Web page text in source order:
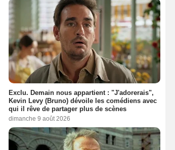
Exclu. Demain nous appartient : "J'adorerais",
Kevin Levy (Bruno) dévoile les comédiens avec
qui il rêve de partager plus de scènes
dimanche 9 août 2026